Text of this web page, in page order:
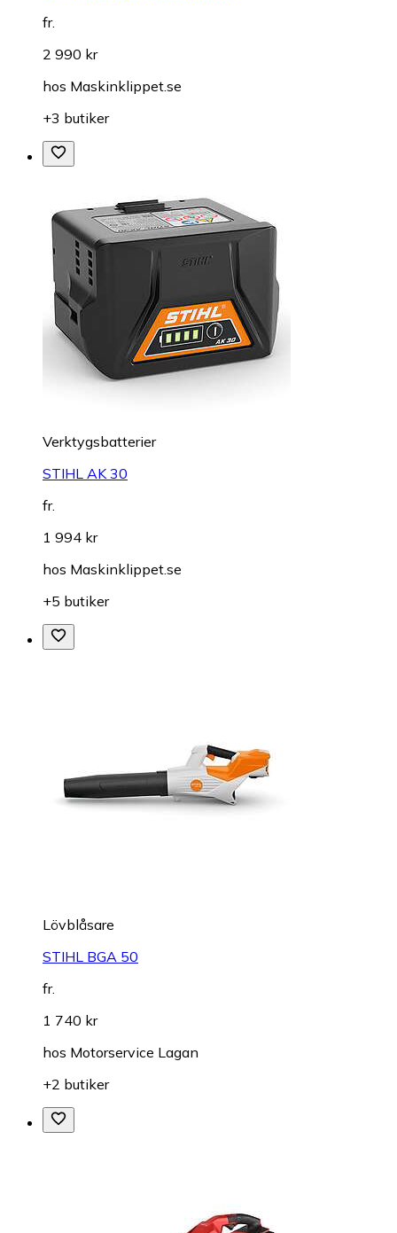
fr.
2 990 kr
hos Maskinklippet.se
+3 butiker
Verktygsbatterier
STIHL AK 30
fr.
1 994 kr
hos Maskinklippet.se
+5 butiker
Lövblåsare
STIHL BGA 50
fr.
1 740 kr
hos Motorservice Lagan
+2 butiker